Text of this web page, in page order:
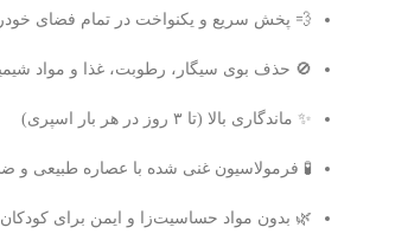
💨 پخش سریع و یکنواخت در تمام فضای
🚫 حذف بوی سیگار، رطوبت، غذا و مواد
✨ ماندگاری بالا (تا ۳ روز در هر بار اسپری)
🧪 فرمولاسیون غنی شده با عصاره طبیعی و
🌿 بدون مواد حساسیت‌زا و ایمن برای کودکان